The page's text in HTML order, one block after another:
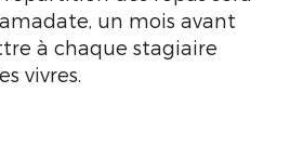
un mois avant
à chaque stagiaire
vivres.